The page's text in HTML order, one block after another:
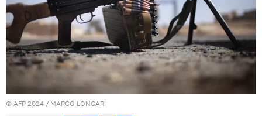
© AFP 2024 / MARCO LONGARI